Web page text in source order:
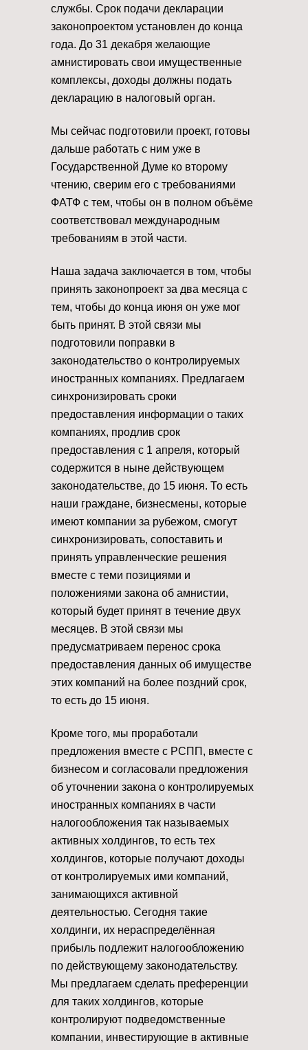
службы. Срок подачи декларации
законопроектом установлен до конца
года. До 31 декабря желающие
амнистировать свои имущественные
комплексы, доходы должны подать
декларацию в налоговый орган.
Мы сейчас подготовили проект, готовы
дальше работать с ним уже в
Государственной Думе ко второму
чтению, сверим его с требованиями
ФАТФ с тем, чтобы он в полном объёме
соответствовал международным
требованиям в этой части.
Наша задача заключается в том, чтобы
принять законопроект за два месяца с
тем, чтобы до конца июня он уже мог
быть принят. В этой связи мы
подготовили поправки в
законодательство о контролируемых
иностранных компаниях. Предлагаем
синхронизировать сроки
предоставления информации о таких
компаниях, продлив срок
предоставления с 1 апреля, который
содержится в ныне действующем
законодательстве, до 15 июня. То есть
наши граждане, бизнесмены, которые
имеют компании за рубежом, смогут
синхронизировать, сопоставить и
принять управленческие решения
вместе с теми позициями и
положениями закона об амнистии,
который будет принят в течение двух
месяцев. В этой связи мы
предусматриваем перенос срока
предоставления данных об имуществе
этих компаний на более поздний срок,
то есть до 15 июня.
Кроме того, мы проработали
предложения вместе с РСПП, вместе с
бизнесом и согласовали предложения
об уточнении закона о контролируемых
иностранных компаниях в части
налогообложения так называемых
активных холдингов, то есть тех
холдингов, которые получают доходы
от контролируемых ими компаний,
занимающихся активной
деятельностью. Сегодня такие
холдинги, их нераспределённая
прибыль подлежит налогообложению
по действующему законодательству.
Мы предлагаем сделать преференции
для таких холдингов, которые
контролируют подведомственные
компании, инвестирующие в активные